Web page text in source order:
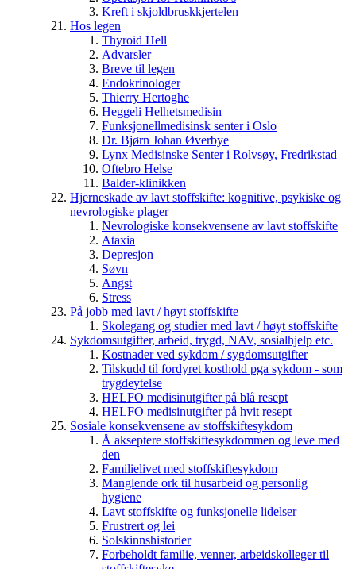
Kreft i skjoldbruskkjertelen
Hos legen
Thyroid Hell
Advarsler
Breve til legen
Endokrinologer
Thierry Hertoghe
Heggeli Helhetsmedisin
Funksjonellmedisinsk senter i Oslo
Dr. Bjørn Johan Øverbye
Lynx Medisinske Senter i Rolvsøy, Fredrikstad
Oftebro Helse
Balder-klinikken
Hjerneskade av lavt stoffskifte: kognitive, psykiske og
nevrologiske plager
Nevrologiske konsekvensene av lavt stoffskifte
Ataxia
Depresjon
Søvn
Angst
Stress
På jobb med lavt / høyt stoffskifte
Skolegang og studier med lavt / høyt stoffskifte
Sykdomsutgifter, arbeid, trygd, NAV, sosialhjelp etc.
Kostnader ved sykdom / sygdomsutgifter
Tilskudd til fordyret kosthold pga sykdom - som
trygdeytelse
HELFO medisinutgifter på blå resept
HELFO medisinutgifter på hvit resept
Sosiale konsekvensene av stoffskiftesykdom
Å akseptere stoffskiftesykdommen og leve med
den
Familielivet med stoffskiftesykdom
Manglende ork til husarbeid og personlig
hygiene
Lavt stoffskifte og funksjonelle lidelser
Frustrert og lei
Solskinnshistorier
Forbeholdt familie, venner, arbeidskolleger til